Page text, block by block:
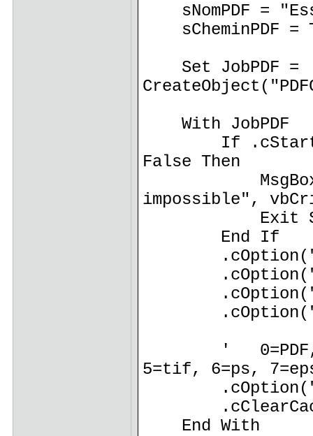
sNomPDF =
sCheminPDF =
Set JobPDF =
With JobPDF
If .cStart("/
False Then
MsgBox
impossible",
Exit
End If
' 0=PDF,
5=tif, 6=ps,
End With